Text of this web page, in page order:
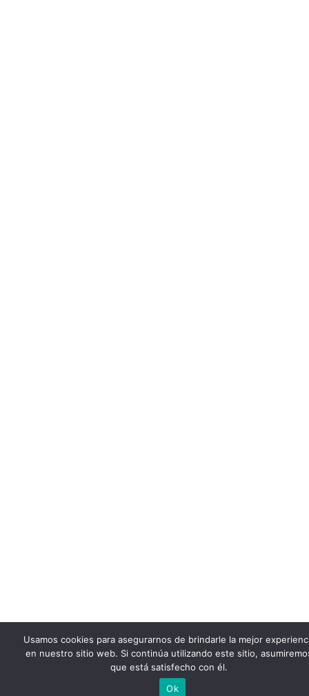
Usamos cookies para asegurarnos de brindarle la mejor
en nuestro sitio web. Si continúa utilizando este sitio,
que está satisfecho con él.
Ok